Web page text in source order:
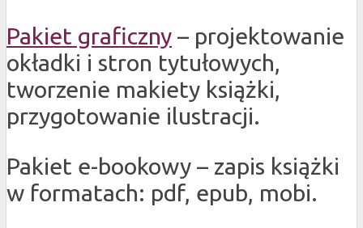
Pakiet graficzny – projektowanie
okładki i stron tytułowych,
tworzenie makiety książki,
przygotowanie ilustracji.
Pakiet e-bookowy – zapis książki
w formatach: pdf, epub, mobi.